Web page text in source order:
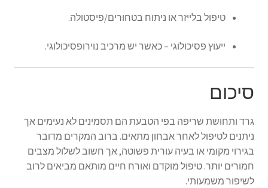
טיפול בלייזר או ניתוח בטחורים/פיסטולה.
ייעוץ פסיכולוגי – כאשר יש מרכיב נוירופסיכולוגי.
סיכום
גרד ותחושת שריפה בפי הטבעת הם תסמינים לא נעימים אך
ניתנים לטיפול לאחר אבחון מתאים. ברוב המקרים מדובר
בגירוי מקומי או בעיה עורית פשוטה, אך חשוב לשלול מצבים
חמורים יותר. טיפול מוקדם ואורח חיים מותאם מביאים לרוב
לשיפור משמעותי.